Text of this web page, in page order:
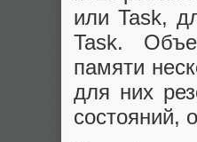
или Task,
Task.
памяти
для них
состояний,